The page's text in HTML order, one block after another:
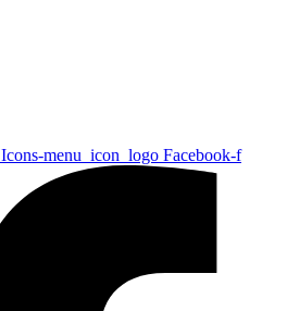
Icons-menu_icon_logo Facebook-f